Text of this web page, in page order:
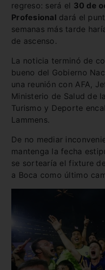
regreso: será el 30 de
Profesional dará el
semanas más tarde
de ascenso.
La noticia terminó de
bueno del Gobierno
una reunión con AFA,
Ministerio de Salud de
Turismo y Deporte
Lammens.
De no mediar
mantenga la fecha
se sortearía el fixture
a Boca como último